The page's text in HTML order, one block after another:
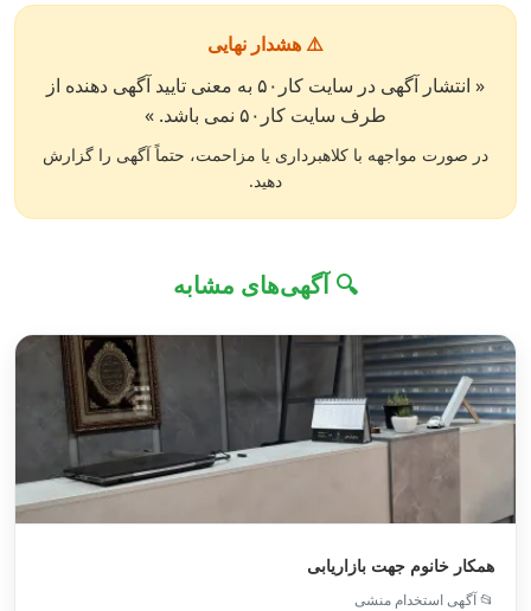
⚠️ هشدار نهایی
« انتشار آگهی در سایت کار۵۰ به معنی تایید آگهی دهنده از
طرف سایت کار۵۰ نمی باشد. »
در صورت مواجهه با کلاهبرداری یا مزاحمت، حتماً آگهی را گزارش
دهید.
🔍 آگهی‌های مشابه
همکار خانوم جهت بازاریابی
📂 آگهی استخدام منشی